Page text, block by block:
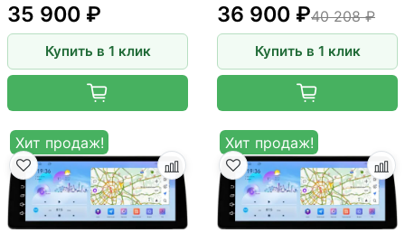
35 900 ₽
Купить в 1 клик
40 208 ₽
36 900 ₽
Купить в 1 клик
Хит продаж! Хит продаж!